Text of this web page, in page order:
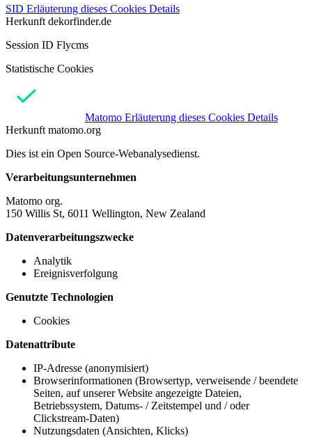
SID Erläuterung dieses Cookies Details
Herkunft dekorfinder.de
Session ID Flycms
Statistische Cookies
Matomo Erläuterung dieses Cookies Details
Herkunft matomo.org
Dies ist ein Open Source-Webanalysedienst.
Verarbeitungsunternehmen
Matomo org.
150 Willis St, 6011 Wellington, New Zealand
Datenverarbeitungszwecke
Analytik
Ereignisverfolgung
Genutzte Technologien
Cookies
Datenattribute
IP-Adresse (anonymisiert)
Browserinformationen (Browsertyp, verweisende / beendete
Seiten, auf unserer Website angezeigte Dateien,
Betriebssystem, Datums- / Zeitstempel und / oder
Clickstream-Daten)
Nutzungsdaten (Ansichten, Klicks)